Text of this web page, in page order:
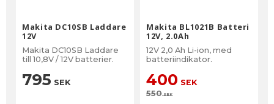
Makita DC10SB Laddare
12V
Makita DC10SB Laddare
till 10,8V / 12V batterier.
795 SEK
Makita BL1021B Batteri
12V, 2.0Ah
12V 2,0 Ah Li-ion, med
batteriindikator.
400 SEK
550SEK